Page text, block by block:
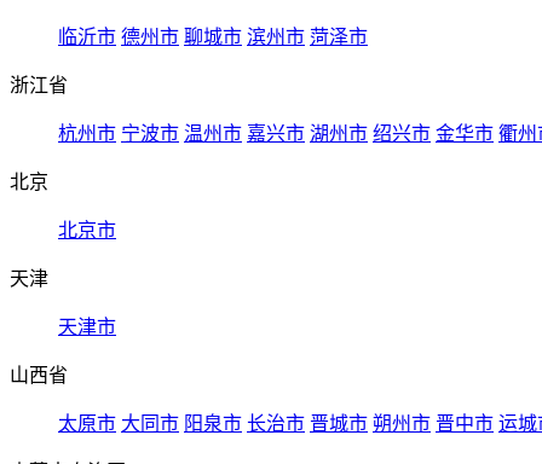
临沂市 德州市 聊城市 滨州市 菏泽市
浙江省
杭州市 宁波市 温州市 嘉兴市 湖州市 绍兴市 金华市 衢州
北京
北京市
天津
天津市
山西省
太原市 大同市 阳泉市 长治市 晋城市 朔州市 晋中市 运城